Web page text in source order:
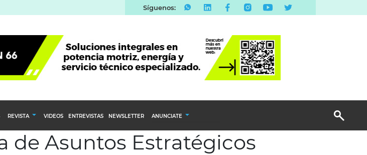
Síguenos:
REVISTA
Calendario Editorial
Ediciones Anteriores
VIDEOS ENTREVISTAS NEWSLETTER ANUNCIATE
Publicidad Display
de Asuntos Estratégicos